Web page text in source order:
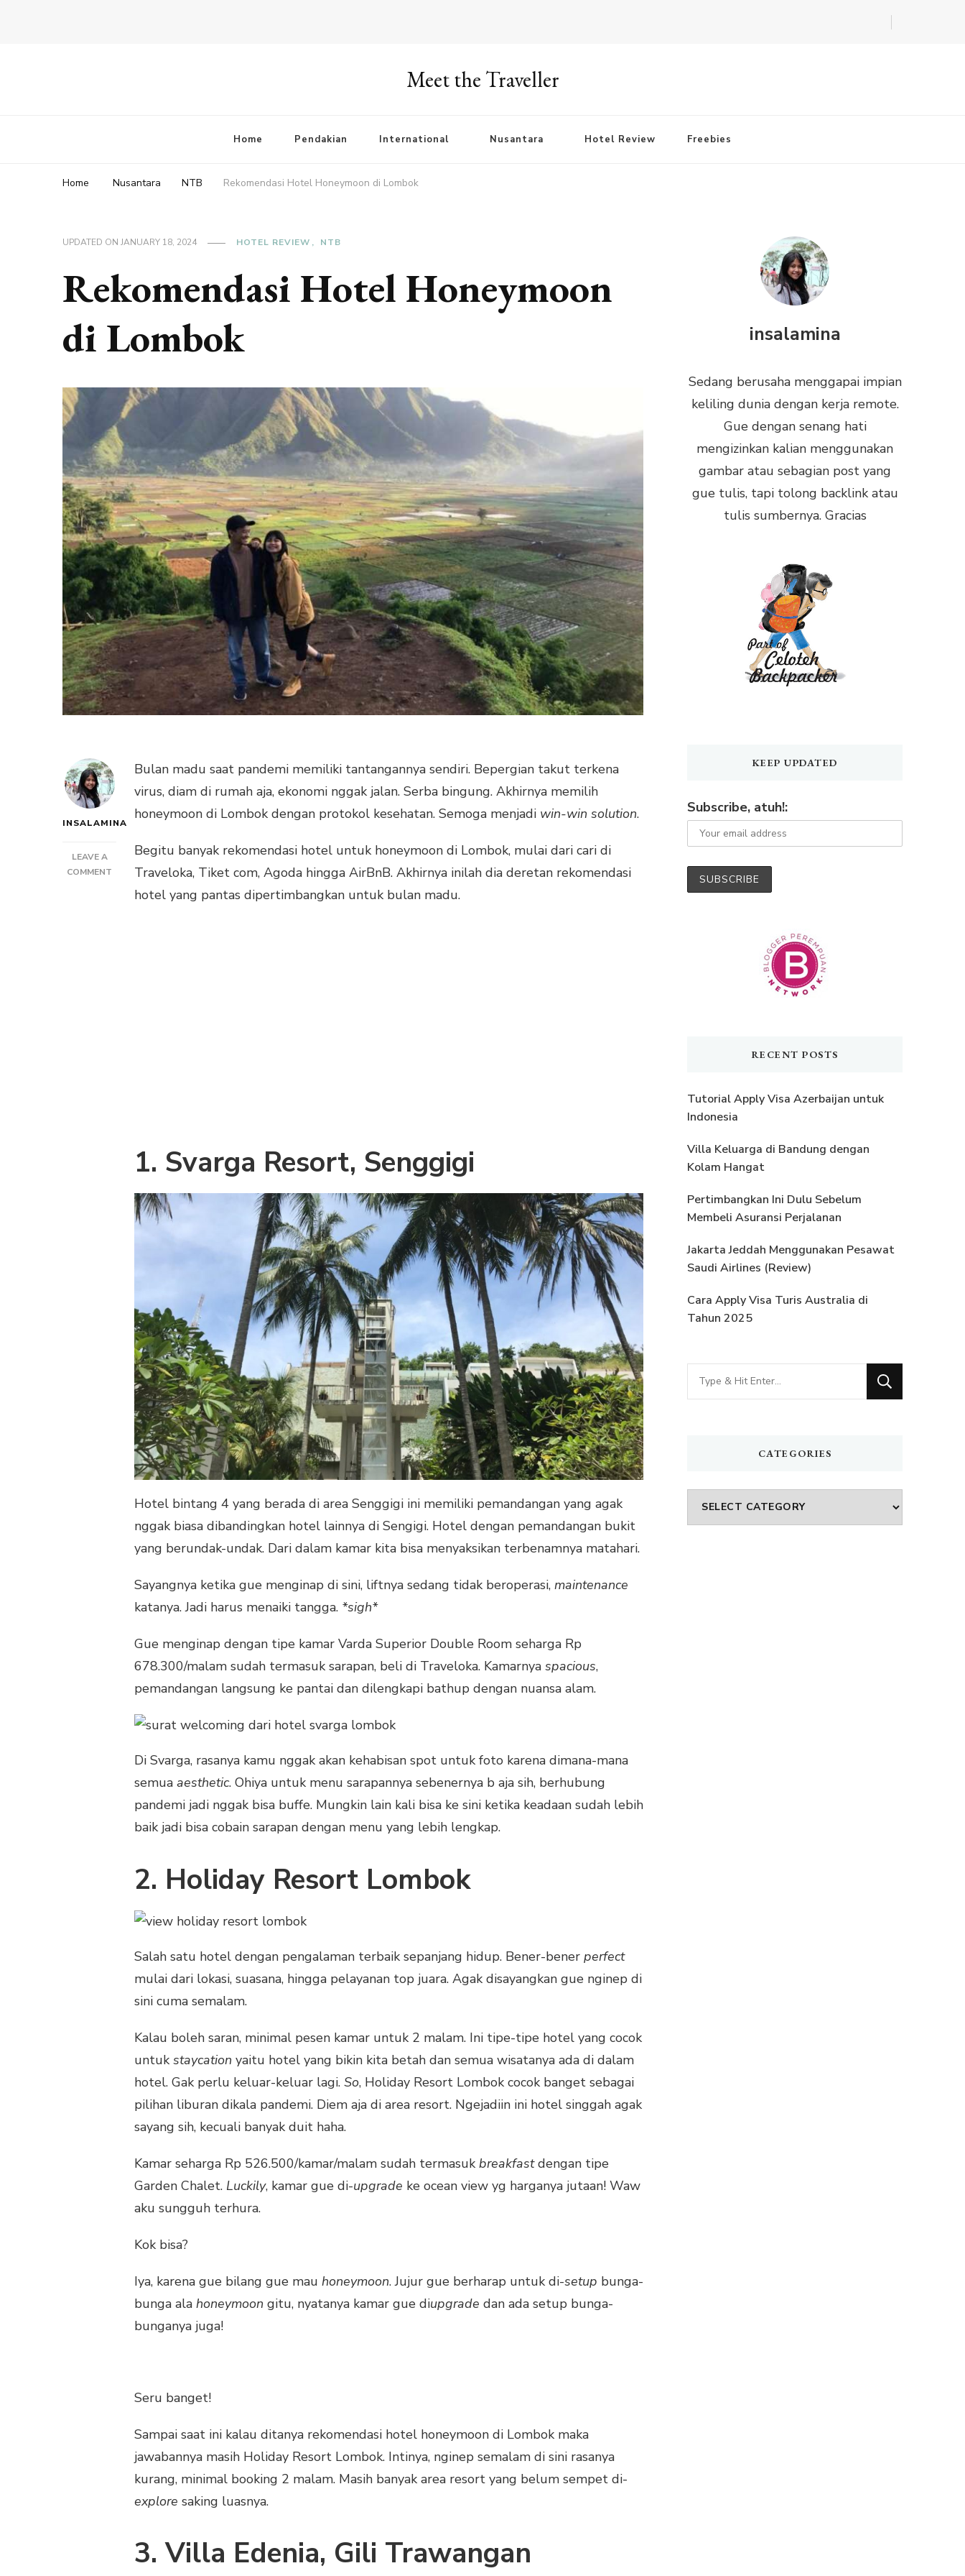
Meet the Traveller
Home Pendakian International Nusantara Hotel Review Freebies
Home Nusantara NTB Rekomendasi Hotel Honeymoon di Lombok
UPDATED ON JANUARY 18, 2024 HOTEL REVIEW NTB
Rekomendasi Hotel Honeymoon
di Lombok
INSALAMINA
LEAVE A
COMMENT
HOTEL
Bulan madu saat pandemi memiliki tantangannya sendiri. Bepergian takut terkena
virus, diam di rumah aja, ekonomi nggak jalan. Serba bingung. Akhirnya memilih
honeymoon di Lombok dengan protokol kesehatan. Semoga menjadi win-win solution.
Begitu banyak rekomendasi hotel untuk honeymoon di Lombok, mulai dari cari di
Traveloka, Tiket com, Agoda hingga AirBnB. Akhirnya inilah dia deretan rekomendasi
hotel yang pantas dipertimbangkan untuk bulan madu.
1. Svarga Resort, Senggigi
Hotel bintang 4 yang berada di area Senggigi ini memiliki pemandangan yang agak
nggak biasa dibandingkan hotel lainnya di Sengigi. Hotel dengan pemandangan bukit
yang berundak-undak. Dari dalam kamar kita bisa menyaksikan terbenamnya matahari.
Sayangnya ketika gue menginap di sini, liftnya sedang tidak beroperasi, maintenance
katanya. Jadi harus menaiki tangga. *sigh*
Gue menginap dengan tipe kamar Varda Superior Double Room seharga Rp
678.300/malam sudah termasuk sarapan, beli di Traveloka. Kamarnya spacious,
pemandangan langsung ke pantai dan dilengkapi bathup dengan nuansa alam.
Di Svarga, rasanya kamu nggak akan kehabisan spot untuk foto karena dimana-mana
semua aesthetic. Ohiya untuk menu sarapannya sebenernya b aja sih, berhubung
pandemi jadi nggak bisa buffe. Mungkin lain kali bisa ke sini ketika keadaan sudah lebih
baik jadi bisa cobain sarapan dengan menu yang lebih lengkap.
2. Holiday Resort Lombok
Salah satu hotel dengan pengalaman terbaik sepanjang hidup. Bener-bener perfect
mulai dari lokasi, suasana, hingga pelayanan top juara. Agak disayangkan gue nginep di
sini cuma semalam.
Kalau boleh saran, minimal pesen kamar untuk 2 malam. Ini tipe-tipe hotel yang cocok
untuk staycation yaitu hotel yang bikin kita betah dan semua wisatanya ada di dalam
hotel. Gak perlu keluar-keluar lagi. So, Holiday Resort Lombok cocok banget sebagai
pilihan liburan dikala pandemi. Diem aja di area resort. Ngejadiin ini hotel singgah agak
sayang sih, kecuali banyak duit haha.
Kamar seharga Rp 526.500/kamar/malam sudah termasuk breakfastdengan tipe
Garden Chalet. Luckily, kamar gue di-upgrade ke ocean view yg harganya jutaan! Waw
aku sungguh terhura.
Kok bisa?
Iya, karena gue bilang gue mau honeymoon. Jujur gue berharap untuk di-setup bunga-
bunga ala honeymoon gitu, nyatanya kamar gue diupgrade dan ada setup bunga-
bunganya juga!
Seru banget!
Sampai saat ini kalau ditanya rekomendasi hotel honeymoon di Lombok maka
jawabannya masih Holiday Resort Lombok. Intinya, nginep semalam di sini rasanya
kurang, minimal booking 2 malam. Masih banyak area resort yang belum sempet di-
explore saking luasnya.
3. Villa Edenia, Gili Trawangan
insalamina
Sedang berusaha menggapai impian
keliling dunia dengan kerja remote.
Gue dengan senang hati
mengizinkan kalian menggunakan
gambar atau sebagian post yang
gue tulis, tapi tolong backlink atau
tulis sumbernya. Gracias
KEEP UPDATED
Subscribe, atuh!:
RECENT POSTS
Tutorial Apply Visa Azerbaijan untuk
Indonesia
Villa Keluarga di Bandung dengan
Kolam Hangat
Pertimbangkan Ini Dulu Sebelum
Membeli Asuransi Perjalanan
Jakarta Jeddah Menggunakan Pesawat
Saudi Airlines (Review)
Cara Apply Visa Turis Australia di
Tahun 2025
Looking
for
CATEGORIES
Categories